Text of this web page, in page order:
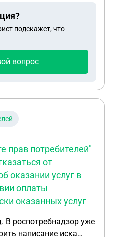
подскажет, что
вопрос
прав потребителей"
от
оказании услуг в
оплаты
оказанных услуг
В роспотребнадзор уже
написание иска